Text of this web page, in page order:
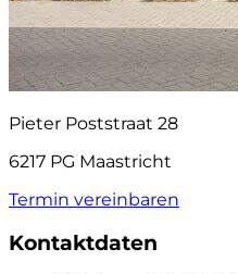
Pieter Poststraat 28
6217 PG Maastricht
Termin vereinbaren
Kontaktdaten